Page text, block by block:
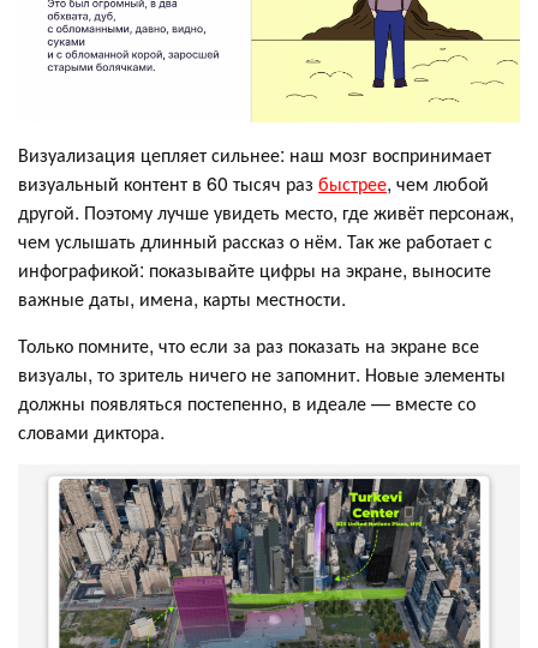
Визуализация цепляет сильнее: наш мозг воспринимает
визуальный контент в 60 тысяч раз быстрее, чем любой
другой. Поэтому лучше увидеть место, где живёт персонаж,
чем услышать длинный рассказ о нём. Так же работает с
инфографикой: показывайте цифры на экране, выносите
важные даты, имена, карты местности.
Только помните, что если за раз показать на экране все
визуалы, то зритель ничего не запомнит. Новые элементы
должны появляться постепенно, в идеале — вместе со
словами диктора.